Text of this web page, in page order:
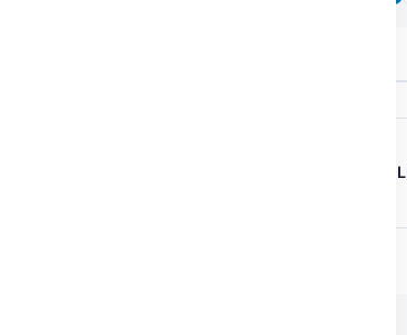
Optimisation NER financière avec